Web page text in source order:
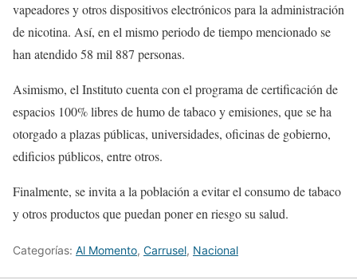
vapeadores y otros dispositivos electrónicos para la administración
de nicotina. Así, en el mismo periodo de tiempo mencionado se
han atendido 58 mil 887 personas.
Asimismo, el Instituto cuenta con el programa de certificación de
espacios 100% libres de humo de tabaco y emisiones, que se ha
otorgado a plazas públicas, universidades, oficinas de gobierno,
edificios públicos, entre otros.
Finalmente, se invita a la población a evitar el consumo de tabaco
y otros productos que puedan poner en riesgo su salud.
Categorías: Al Momento, Carrusel, Nacional